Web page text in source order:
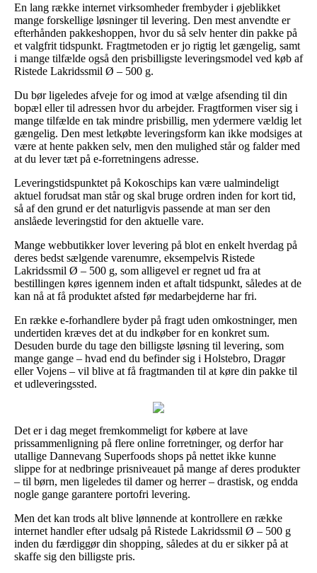
En lang række internet virksomheder frembyder i øjeblikket
mange forskellige løsninger til levering. Den mest anvendte er
efterhånden pakkeshoppen, hvor du så selv henter din pakke på
et valgfrit tidspunkt. Fragtmetoden er jo rigtig let gængelig, samt
i mange tilfælde også den prisbilligste leveringsmodel ved køb af
Ristede Lakridssmil Ø – 500 g.
Du bør ligeledes afveje for og imod at vælge afsending til din
bopæl eller til adressen hvor du arbejder. Fragtformen viser sig i
mange tilfælde en tak mindre prisbillig, men ydermere vældig let
gængelig. Den mest letkøbte leveringsform kan ikke modsiges at
være at hente pakken selv, men den mulighed står og falder med
at du lever tæt på e-forretningens adresse.
Leveringstidspunktet på Kokoschips kan være ualmindeligt
aktuel forudsat man står og skal bruge ordren inden for kort tid,
så af den grund er det naturligvis passende at man ser den
anslåede leveringstid for den aktuelle vare.
Mange webbutikker lover levering på blot en enkelt hverdag på
deres bedst sælgende varenumre, eksempelvis Ristede
Lakridssmil Ø – 500 g, som alligevel er regnet ud fra at
bestillingen køres igennem inden et aftalt tidspunkt, således at de
kan nå at få produktet afsted før medarbejderne har fri.
En række e-forhandlere byder på fragt uden omkostninger, men
undertiden kræves det at du indkøber for en konkret sum.
Desuden burde du tage den billigste løsning til levering, som
mange gange – hvad end du befinder sig i Holstebro, Dragør
eller Vojens – vil blive at få fragtmanden til at køre din pakke til
et udleveringssted.
Det er i dag meget fremkommeligt for købere at lave
prissammenligning på flere online forretninger, og derfor har
utallige Dannevang Superfoods shops på nettet ikke kunne
slippe for at nedbringe prisniveauet på mange af deres produkter
– til børn, men ligeledes til damer og herrer – drastisk, og endda
nogle gange garantere portofri levering.
Men det kan trods alt blive lønnende at kontrollere en række
internet handler efter udsalg på Ristede Lakridssmil Ø – 500 g
inden du færdiggør din shopping, således at du er sikker på at
skaffe sig den billigste pris.